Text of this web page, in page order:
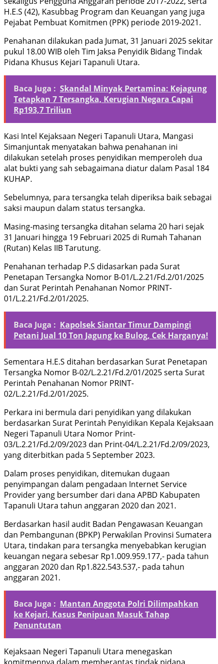
H.E.S (42), Kasubbag Program dan Keuangan yang juga
Pejabat Pembuat Komitmen (PPK) periode 2019-2021.
Penahanan dilakukan pada Jumat, 31 Januari 2025 sekitar
pukul 18.00 WIB oleh Tim Jaksa Penyidik Bidang Tindak
Pidana Khusus Kejari Tapanuli Utara.
Baca Juga : Skandal Minyak Pertamina: Kejagung
Tetapkan 7 Tersangka, Kerugian Negara Capai
Rp193,7 Triliun
Kasi Intel Kejaksaan Negeri Tapanuli Utara, Mangasi
Simanjuntak menyatakan bahwa penahanan ini
dilakukan setelah proses penyidikan memperoleh dua
alat bukti yang sah sebagaimana diatur dalam Pasal 184
KUHAP.
Sebelumnya, para tersangka telah diperiksa baik sebagai
saksi maupun dalam status tersangka.
Masing-masing tersangka ditahan selama 20 hari sejak
31 Januari hingga 19 Februari 2025 di Rumah Tahanan
(Rutan) Kelas IIB Tarutung.
Penahanan terhadap P.S didasarkan pada Surat
Penetapan Tersangka Nomor B-01/L.2.21/Fd.2/01/2025
dan Surat Perintah Penahanan Nomor PRINT-
01/L.2.21/Fd.2/01/2025.
Baca Juga : Kapolsek Siantar Timur Dampingi
Petani Jual 10 Ton Jagung ke Bulog, Cek Harganya!
Sementara H.E.S ditahan berdasarkan Surat Penetapan
Tersangka Nomor B-02/L.2.21/Fd.2/01/2025 serta Surat
Perintah Penahanan Nomor PRINT-
02/L.2.21/Fd.2/01/2025.
Perkara ini bermula dari penyidikan yang dilakukan
berdasarkan Surat Perintah Penyidikan Kepala Kejaksaan
Negeri Tapanuli Utara Nomor Print-
03/L.2.21/Fd.2/09/2023 dan Print-04/L.2.21/Fd.2/09/2023,
yang diterbitkan pada 5 September 2023.
Dalam proses penyidikan, ditemukan dugaan
penyimpangan dalam pengadaan Internet Service
Provider yang bersumber dari dana APBD Kabupaten
Tapanuli Utara tahun anggaran 2020 dan 2021.
Berdasarkan hasil audit Badan Pengawasan Keuangan
dan Pembangunan (BPKP) Perwakilan Provinsi Sumatera
Utara, tindakan para tersangka menyebabkan kerugian
keuangan negara sebesar Rp1.009.959.177,- pada tahun
anggaran 2020 dan Rp1.822.543.537,- pada tahun
anggaran 2021.
Baca Juga : Mantan Anggota Polri Dilimpahkan
ke Kejari, Kasus Penipuan Masuk Tahap
Penuntutan
Kejaksaan Negeri Tapanuli Utara menegaskan